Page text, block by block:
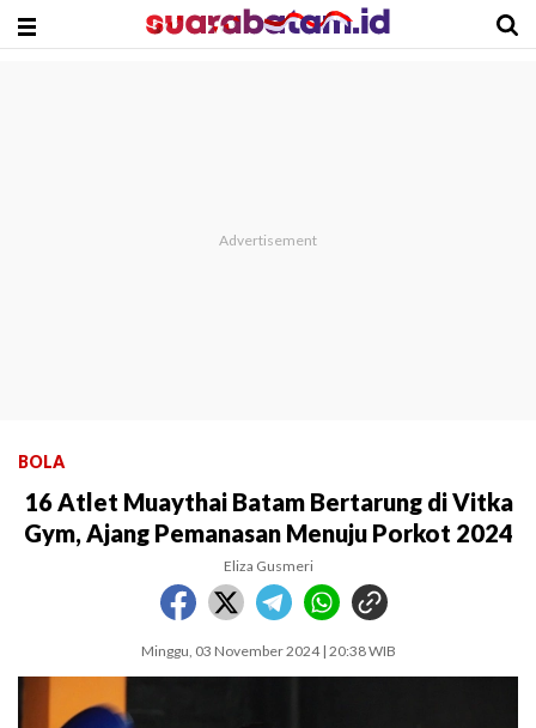
BOLA
16 Atlet Muaythai Batam Bertarung di Vitka
Gym, Ajang Pemanasan Menuju Porkot 2024
Eliza Gusmeri
Minggu, 03 November 2024 | 20:38 WIB